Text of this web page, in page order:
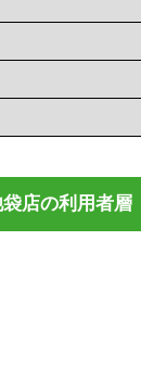
店の利用者層